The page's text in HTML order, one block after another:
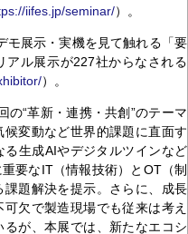
iifes.jp/seminar/）。
展示・実機を見て触れる「要
アル展示が227社からなされる
）。
“革新・連携・共創”のテーマ
変動など世界的課題に直面す
生成AIやデジタルツインなど
要なIT（情報技術）とOT（制
題解決を提示。さらに、成長
欠で製造現場でも従来は考え
が、本展では、新たなエコシ